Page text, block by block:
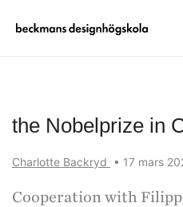
the Nobelprize in
Charlotte Backryd • 17 mars
Cooperation with